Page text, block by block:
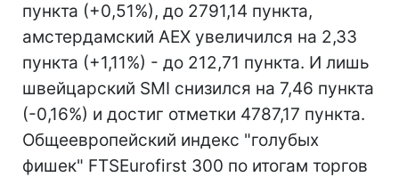
пункта (+0,51%), до 2791,14 пункта,
амстердамский AEX увеличился на 2,33
пункта (+1,11%) - до 212,71 пункта. И лишь
швейцарский SMI снизился на 7,46 пункта
(-0,16%) и достиг отметки 4787,17 пункта.
Общеевропейский индекс "голубых
фишек" FTSEurofirst 300 по итогам торгов